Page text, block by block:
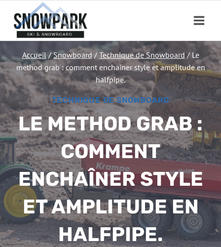
contenu
Accueil / Snowboard / Technique de Snowboard / Le
method grab : comment enchaîner style et amplitude en
halfpipe.
TECHNIQUE DE SNOWBOARD
LE METHOD GRAB :
COMMENT
ENCHAÎNER STYLE
ET AMPLITUDE EN
HALFPIPE.